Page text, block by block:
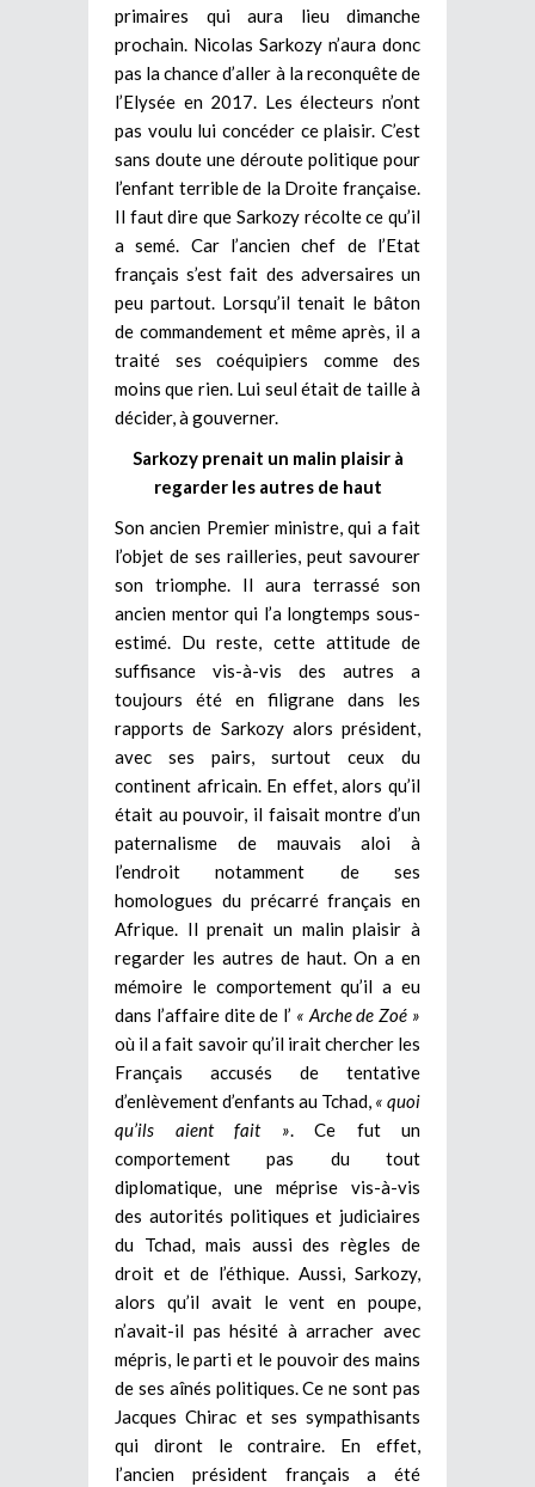
primaires qui aura lieu dimanche
prochain. Nicolas Sarkozy n’aura donc
pas la chance d’aller à la reconquête de
l’Elysée en 2017. Les électeurs n’ont
pas voulu lui concéder ce plaisir. C’est
sans doute une déroute politique pour
l’enfant terrible de la Droite française.
Il faut dire que Sarkozy récolte ce qu’il
a semé. Car l’ancien chef de l’Etat
français s’est fait des adversaires un
peu partout. Lorsqu’il tenait le bâton
de commandement et même après, il a
traité ses coéquipiers comme des
moins que rien. Lui seul était de taille à
décider, à gouverner.
Sarkozy prenait un malin plaisir à
regarder les autres de haut
Son ancien Premier ministre, qui a fait
l’objet de ses railleries, peut savourer
son triomphe. Il aura terrassé son
ancien mentor qui l’a longtemps sous-
estimé. Du reste, cette attitude de
suffisance vis-à-vis des autres a
toujours été en filigrane dans les
rapports de Sarkozy alors président,
avec ses pairs, surtout ceux du
continent africain. En effet, alors qu’il
était au pouvoir, il faisait montre d’un
paternalisme de mauvais aloi à
l’endroit notamment de ses
homologues du précarré français en
Afrique. Il prenait un malin plaisir à
regarder les autres de haut. On a en
mémoire le comportement qu’il a eu
dans l’affaire dite de l’ « Arche de Zoé »
où il a fait savoir qu’il irait chercher les
Français accusés de tentative
d’enlèvement d’enfants au Tchad, « quoi
qu’ils aient fait ». Ce fut un
comportement pas du tout
diplomatique, une méprise vis-à-vis
des autorités politiques et judiciaires
du Tchad, mais aussi des règles de
droit et de l’éthique. Aussi, Sarkozy,
alors qu’il avait le vent en poupe,
n’avait-il pas hésité à arracher avec
mépris, le parti et le pouvoir des mains
de ses aînés politiques. Ce ne sont pas
Jacques Chirac et ses sympathisants
qui diront le contraire. En effet,
l’ancien président français a été